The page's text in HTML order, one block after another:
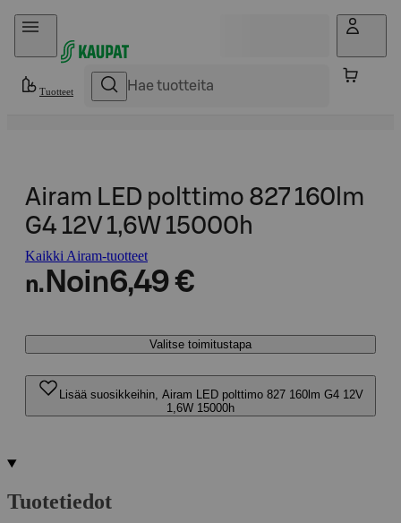
Hyppää sisältöön
Tuotteet
Airam LED polttimo 827 160lm
G4 12V 1,6W 15000h
Kaikki Airam-tuotteet
n. Noin6,49 €
Valitse toimitustapa
Lisää suosikkeihin, Airam LED polttimo 827 160lm G4 12V
1,6W 15000h
Tuotetiedot